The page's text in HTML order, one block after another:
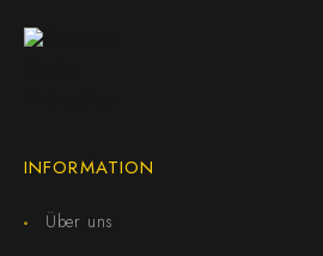
INFORMATION
Über uns